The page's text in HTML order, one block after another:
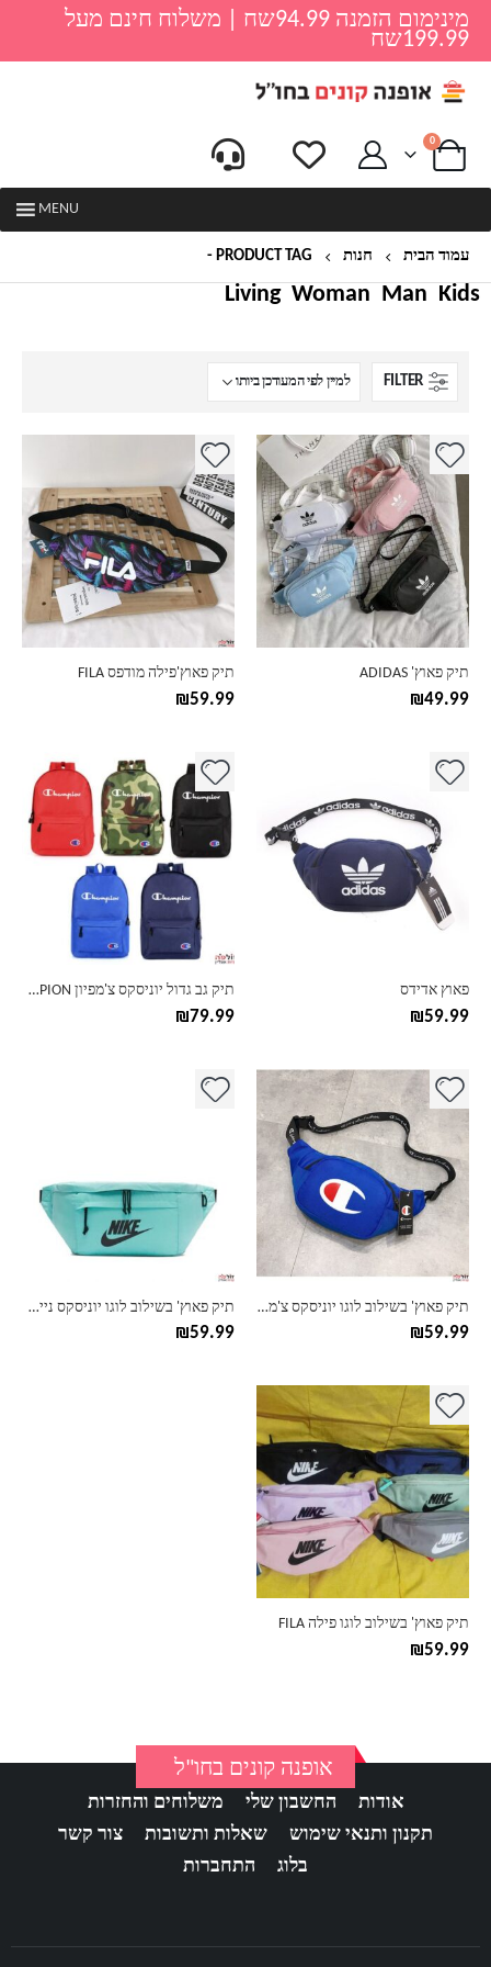
מינימום הזמנה 94.99שח | משלוח חינם מעל
199.99שח
0
MENU
עמוד הבית חנות PRODUCT TAG -
Kids
Man
Woman
Living
FILTER
תיק פאוץ' ADIDAS
₪49.99
למוצר
יש
מספר
סוגים.
ניתן
לבחור
את
האפשרויות
תיק פאוץ'פילה מודפס FILA
₪59.99
למוצר
יש
מספר
סוגים.
ניתן
לבחור
את
האפשרויות
פאוץ אדידס
₪59.99
למוצר
מספר
סוגים.
לבחור
תיק גב גדול יוניסקס צ'מפיון CHAMPION
₪79.99
למוצר
יש
מספר
סוגים.
לבחור
האפשרויות
תיק פאוץ' בשילוב לוגו יוניסקס צ'מפיון CHAMPION
₪59.99
למוצר
זה
יש
מספר
סוגים.
ניתן
האפשרויות
המוצר
תיק פאוץ' בשילוב לוגו יוניסקס נייק NIKE
₪59.99
למוצר
זה
ניתן
לבחור
האפשרויות
המוצר
תיק פאוץ' בשילוב לוגו פילה FILA
₪59.99
למוצר
יש
מספר
סוגים.
ניתן
לבחור
האפשרויות
אופנה קונים בחו"ל
אודות החשבון שלי
משלוחים והחזרות
תקנון ותנאי שימוש
שאלות ותשובות
צור קשר
בלוג
התחברות